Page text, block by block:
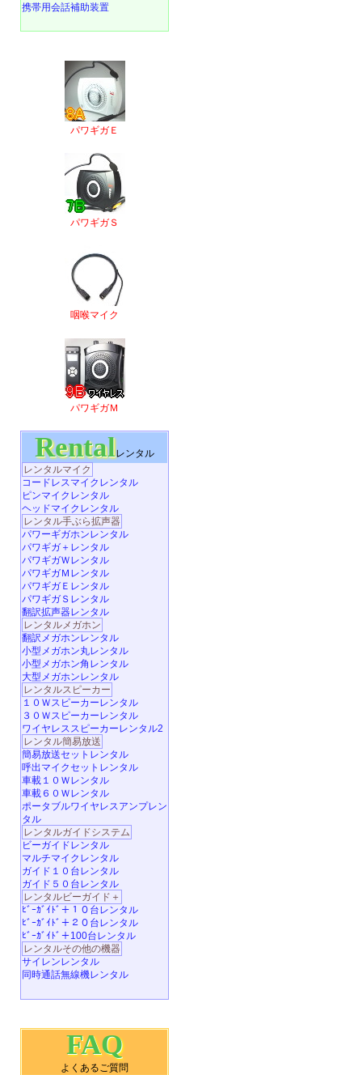
携帯用会話補助装置
パワギガＥ
パワギガＳ
咽喉マイク
パワギガＭ
Rentalレンタル
レンタルマイク
コードレスマイクレンタル
ピンマイクレンタル
ヘッドマイクレンタル
レンタル手ぶら拡声器
パワーギガホンレンタル
パワギガ＋レンタル
パワギガＷレンタル
パワギガＭレンタル
パワギガＥレンタル
パワギガＳレンタル
翻訳拡声器レンタル
レンタルメガホン
翻訳メガホンレンタル
小型メガホン丸レンタル
小型メガホン角レンタル
大型メガホンレンタル
レンタルスピーカー
１０Ｗスピーカーレンタル
３０Ｗスピーカーレンタル
ワイヤレススピーカーレンタル2
レンタル簡易放送
簡易放送セットレンタル
呼出マイクセットレンタル
車載１０Ｗレンタル
車載６０Ｗレンタル
ポータブルワイヤレスアンプレン
タル
レンタルガイドシステム
ビーガイドレンタル
マルチマイクレンタル
ガイド１０台レンタル
ガイド５０台レンタル
レンタルビーガイド＋
ﾋﾞｰｶﾞｲﾄﾞ＋１０台レンタル
ﾋﾞｰｶﾞｲﾄﾞ＋２０台レンタル
ﾋﾞｰｶﾞｲﾄﾞ＋100台レンタル
レンタルその他の機器
サイレンレンタル
同時通話無線機レンタル
FAQ
よくあるご質問